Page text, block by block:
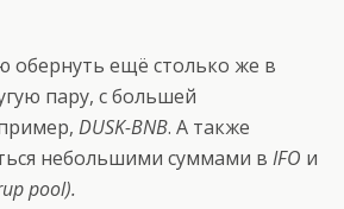
обернуть ещё столько же в
пару, с большей
DUSK-BNB. А также
небольшими суммами в IFO и
pool).